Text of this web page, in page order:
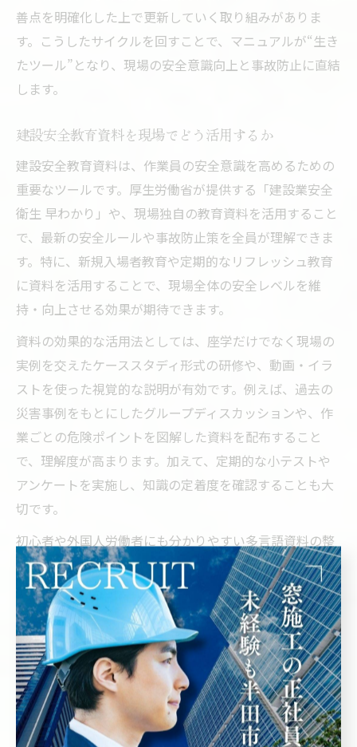
善点を明確化した上で更新していく取り組みがありま
す。こうしたサイクルを回すことで、マニュアルが“生き
たツール”となり、現場の安全意識向上と事故防止に直結
します。
建設安全教育資料を現場でどう活用するか
建設安全教育資料は、作業員の安全意識を高めるための
重要なツールです。厚生労働省が提供する「建設業安全
衛生 早わかり」や、現場独自の教育資料を活用すること
で、最新の安全ルールや事故防止策を全員が理解できま
す。特に、新規入場者教育や定期的なリフレッシュ教育
に資料を活用することで、現場全体の安全レベルを維
持・向上させる効果が期待できます。
資料の効果的な活用法としては、座学だけでなく現場の
実例を交えたケーススタディ形式の研修や、動画・イラ
ストを使った視覚的な説明が有効です。例えば、過去の
災害事例をもとにしたグループディスカッションや、作
業ごとの危険ポイントを図解した資料を配布すること
で、理解度が高まります。加えて、定期的な小テストや
アンケートを実施し、知識の定着度を確認することも大
切です。
初心者や外国人労働者にも分かりやすい多言語資料の整
備や、スマートフォンからアクセスできるPDF資料の配
布など、時代に合わせた工夫も必要です。こうした取り
組みは、現場の多様化に対応し、全作業員の安全意識を
底上げする実践例として高く評価されています。
建設安全研究会が示す現場改善ポイント
建設安全研究会が提言する現場改善のポイントは、単な
るルールの遵守ではなく「現場主体の安全文化づくり」